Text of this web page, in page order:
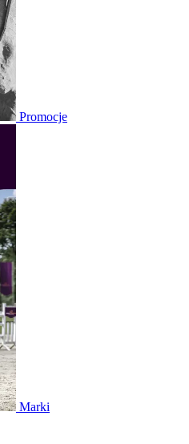
Promocje
Marki